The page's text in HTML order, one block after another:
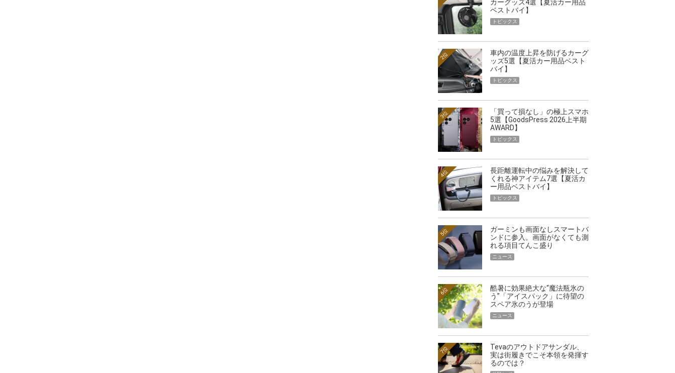
カーグッズ4選【夏活カー用品
ベストバイ】
トピックス
車内の温度上昇を防げるカーグ
ッズ5選【夏活カー用品ベスト
バイ】
2位
トピックス
「買って損なし」の極上スマホ
5選【GoodsPress 2026上半期
AWARD】
3位
トピックス
長距離運転中の悩みを解決して
くれる神アイテム7選【夏活カ
ー用品ベストバイ】
4位
トピックス
ガーミンも画面なしスマートバ
ンドに参入。画面がなくても測
れる項目てんこ盛り
5位
ニュース
酷暑に効果絶大な“魔法瓶氷の
う”「アイスパック」に待望の
スペア氷のうが登場
6位
ニュース
Tevaのアウトドアサンダル、
実は街履きでこそ本領を発揮す
るのでは？
7位